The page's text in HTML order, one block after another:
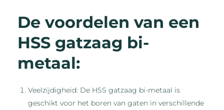
De voordelen van een
HSS gatzaag bi-
metaal:
Veelzijdigheid: De HSS gatzaag bi-metaal is
geschikt voor het boren van gaten in verschillende